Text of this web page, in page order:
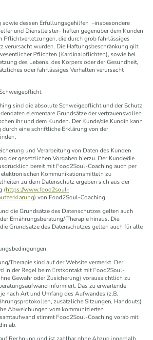
sowie dessen Erfüllungsgehilfen –insbesondere
und Dienstleister– haften gegenüber dem Kunden
Pflichtverletzungen, die durch grob fahrlässiges
verursacht wurden. Die Haftungsbeschränkung gilt
Pflichten (Kardinalpflichten), sowie bei
des Lebens, des Körpers oder der Gesundheit,
oder fahrlässiges Verhalten verursacht
sind die absolute Schweigepflicht und der Schutz
elementare Grundsätze der vertrauensvollen
ihr und dem Kunden. Der Kunde/die Kundin kann
eine schriftliche Erklärung von der
und Verarbeitung von Daten des Kunden
der gesetzlichen Vorgaben hierzu. Der Kunde/die
bereit mit Food2Soul-Coaching auch per
Kommunikationsmitteln zu
zu dem Datenschutz ergeben sich aus der
(https://www.food2soul-
) von Food2Soul-Coaching.
die Grundsätze des Datenschutzes gelten auch
Ernährungsberatung/-Therapie hinaus. Die
Grundsätze des Datenschutzes gelten auch für alle
Therapie sind auf der Website vermerkt. Der
in der Regel beim Erstkontakt mit Food2Soul-
Gewähr oder Zusicherung) voraussichtlich zu
informiert. Das zu erwartende
nach Art und Umfang des Aufwandes (z.B.
zusätzliche Sitzungen, Handouts)
Abweichungen vom kommunizierten
stimmt Food2Soul-Coaching vorab mit
ab.